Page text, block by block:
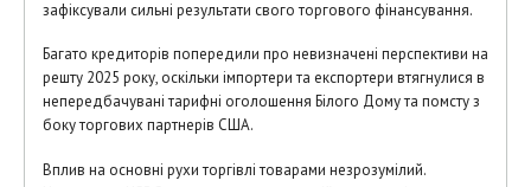
зафіксували сильні результати свого торгового фінансування.
Багато кредиторів попередили про невизначені перспективи на
решту 2025 року, оскільки імпортери та експортери втягнулися в
непередбачувані тарифні оголошення Білого Дому та помсту з
боку торгових партнерів США.
Вплив на основні рухи торгівлі товарами незрозумілий.